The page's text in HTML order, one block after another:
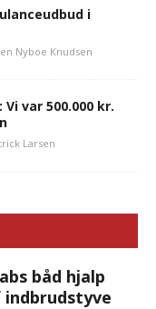
i
Nyboe Knudsen
var 500.000 kr.
Larsen
båd hjalp
indbrudstyve